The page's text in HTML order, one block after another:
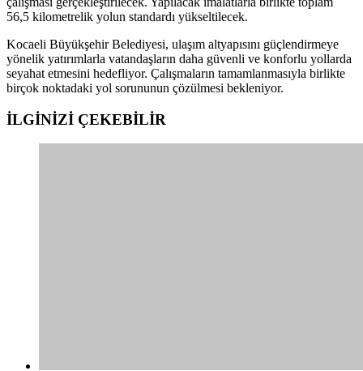
56,5 kilometrelik yolun standardı yükseltilecek.
Kocaeli Büyükşehir Belediyesi, ulaşım altyapısını güçlendirmeye
yönelik yatırımlarla vatandaşların daha güvenli ve konforlu yollarda
seyahat etmesini hedefliyor. Çalışmaların tamamlanmasıyla birlikte
birçok noktadaki yol sorununun çözülmesi bekleniyor.
İLGİNİZİ ÇEKEBİLİR